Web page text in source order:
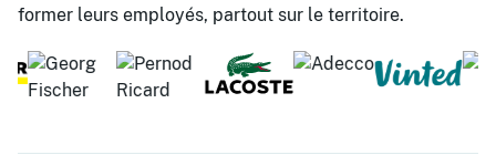
former leurs employés, partout sur le territoire.